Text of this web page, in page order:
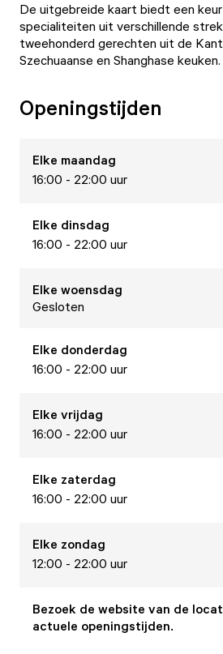
De uitgebreide kaart biedt een keur
specialiteiten uit verschillende
tweehonderd gerechten uit de
Szechuaanse en Shanghase keuken.
Openingstijden
Elke maandag
16:00 - 22:00 uur
Elke dinsdag
16:00 - 22:00 uur
Elke woensdag
Gesloten
Elke donderdag
16:00 - 22:00 uur
Elke vrijdag
16:00 - 22:00 uur
Elke zaterdag
16:00 - 22:00 uur
Elke zondag
12:00 - 22:00 uur
Bezoek de website van de
actuele openingstijden.